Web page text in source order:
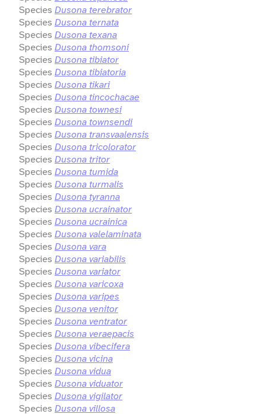
Species Dusona terebrator
Species Dusona ternata
Species Dusona texana
Species Dusona thomsoni
Species Dusona tibiator
Species Dusona tibiatoria
Species Dusona tikari
Species Dusona tincochacae
Species Dusona townesi
Species Dusona townsendi
Species Dusona transvaalensis
Species Dusona tricolorator
Species Dusona tritor
Species Dusona tumida
Species Dusona turmalis
Species Dusona tyranna
Species Dusona ucrainator
Species Dusona ucrainica
Species Dusona valelaminata
Species Dusona vara
Species Dusona variabilis
Species Dusona variator
Species Dusona varicoxa
Species Dusona varipes
Species Dusona venitor
Species Dusona ventrator
Species Dusona veraepacis
Species Dusona vibecifera
Species Dusona vicina
Species Dusona vidua
Species Dusona viduator
Species Dusona vigilator
Species Dusona villosa